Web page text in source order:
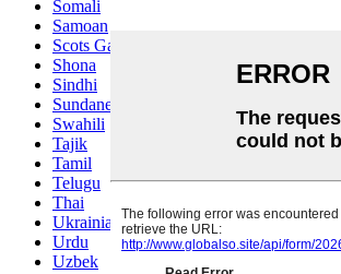
Somali
Samoan
Scots Gaelic
Shona
Sindhi
Sundanese
Swahili
Tajik
Tamil
Telugu
Thai
Ukrainian
Urdu
Uzbek